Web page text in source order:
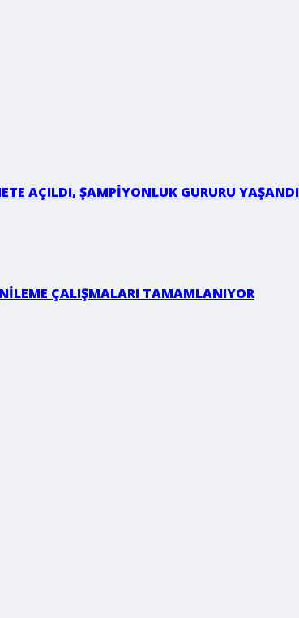
AÇILDI, ŞAMPİYONLUK GURURU
ÇALIŞMALARI TAMAMLANIYOR